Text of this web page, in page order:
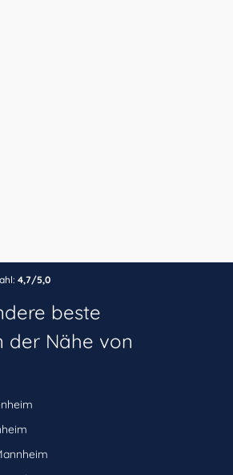
4,7/5,0
beste
der Nähe von